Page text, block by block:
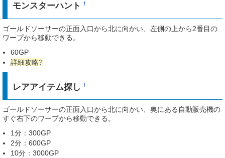
モンスターハント†
ゴールドソーサーの正面入口から北に向かい、左側の上から2番目の
ワープから移動できる。
60GP
詳細攻略?
レアアイテム探し†
ゴールドソーサーの正面入口から北に向かい、奥にある自動販売機の
すぐ右下のワープから移動できる。
1分：300GP
2分：600GP
10分：3000GP